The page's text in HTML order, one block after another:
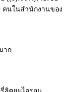
คนในสํานักงานของ
าก
ลิตยูมไอรอน